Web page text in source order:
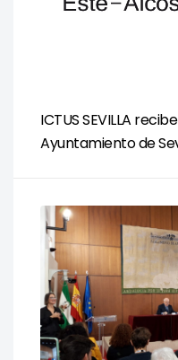
ICTUS SEVILLA
Ayuntamiento de